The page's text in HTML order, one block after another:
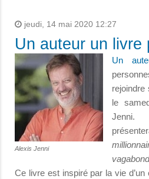
jeudi, 14 mai 2020 12:27
Un auteur un livre
Alexis Jenni
Un
rejoindre
le
Jenni.
Ce livre est inspiré par la vie